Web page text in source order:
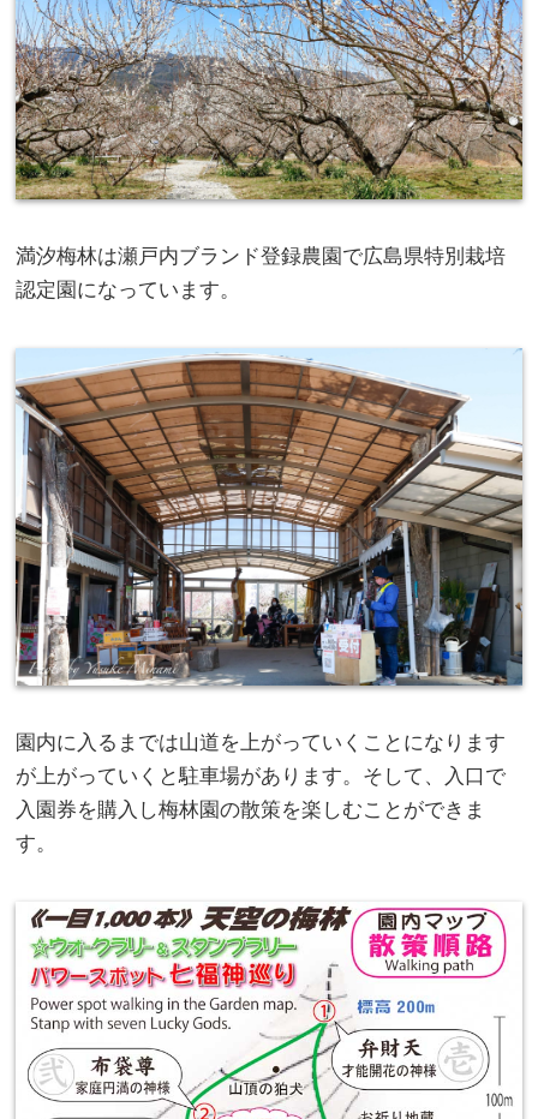
満汐梅林は瀬戸内ブランド登録農園で広島県特別栽培
認定園になっています。
園内に入るまでは山道を上がっていくことになります
が上がっていくと駐車場があります。そして、入口で
入園券を購入し梅林園の散策を楽しむことができま
す。